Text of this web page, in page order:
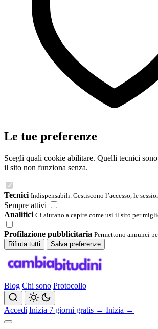
Le tue preferenze
Scegli quali cookie abilitare. Quelli tecnici
il sito non funziona senza.
Tecnici Indispensabili. Gestiscono l’accesso, le
Sempre attivi
Analitici Ci aiutano a capire come usi il sito per
Profilazione pubblicitaria Permettono annunci
Rifiuta tutti
Salva preferenze
Blog Chi sono Protocollo
Accedi Inizia 7 giorni gratis → Inizia →